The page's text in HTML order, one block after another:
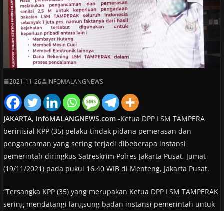
2021-11-26 INFOMALANGNEWS
JAKARTA, infoMALANGNEWS.com-Ketua DPP LSM TAMPERA
berinisial KPP (35) pelaku tindak pidana pemerasan dan
pengancaman yang sering terjadi dibeberapa instansi
pemerintah diringkus Satreskrim Polres Jakarta Pusat, Jumat
(19/11/2021) pada pukul 16.40 WIB di Menteng, Jakarta Pusat.
“Tersangka KPP (35) yang merupakan Ketua DPP LSM TAMPERAK
sering mendatangi langsung badan instansi pemerintah untuk